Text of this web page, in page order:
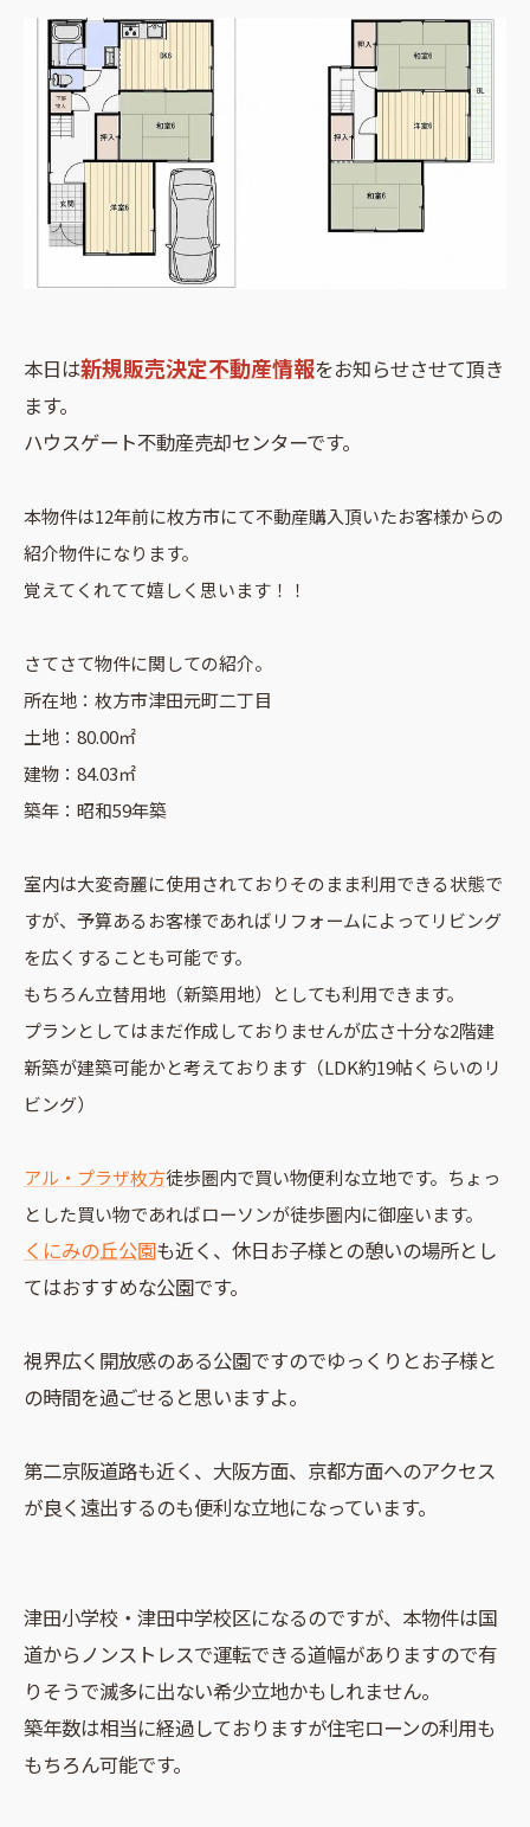
本日は新規販売決定不動産情報をお知らせさせて頂き
ます。
ハウスゲート不動産売却センターです。
本物件は12年前に枚方市にて不動産購入頂いたお客様からの
紹介物件になります。
覚えてくれてて嬉しく思います！！
さてさて物件に関しての紹介。
所在地：枚方市津田元町二丁目
土地：80.00㎡
建物：84.03㎡
築年：昭和59年築
室内は大変奇麗に使用されておりそのまま利用できる状態で
すが、予算あるお客様であればリフォームによってリビング
を広くすることも可能です。
もちろん立替用地（新築用地）としても利用できます。
プランとしてはまだ作成しておりませんが広さ十分な2階建
新築が建築可能かと考えております（LDK約19帖くらいのリ
ビング）
アル・プラザ枚方徒歩圏内で買い物便利な立地です。ちょっ
とした買い物であればローソンが徒歩圏内に御座います。
くにみの丘公園も近く、休日お子様との憩いの場所とし
てはおすすめな公園です。
視界広く開放感のある公園ですのでゆっくりとお子様と
の時間を過ごせると思いますよ。
第二京阪道路も近く、大阪方面、京都方面へのアクセス
が良く遠出するのも便利な立地になっています。
津田小学校・津田中学校区になるのですが、本物件は国
道からノンストレスで運転できる道幅がありますので有
りそうで滅多に出ない希少立地かもしれません。
築年数は相当に経過しておりますが住宅ローンの利用も
もちろん可能です。